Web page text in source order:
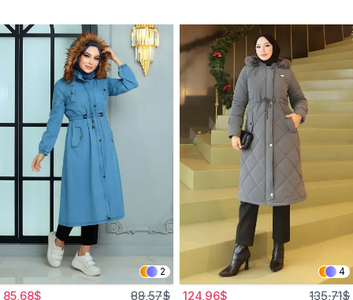
2
85,68$ 88,57$
4
124,96$ 135,71$